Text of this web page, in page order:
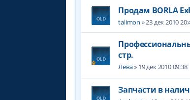
Продам BORLA
talimon » 23 дек 2010
стр.
Лёва» 19 дек 2010 09:38
Запчасти в